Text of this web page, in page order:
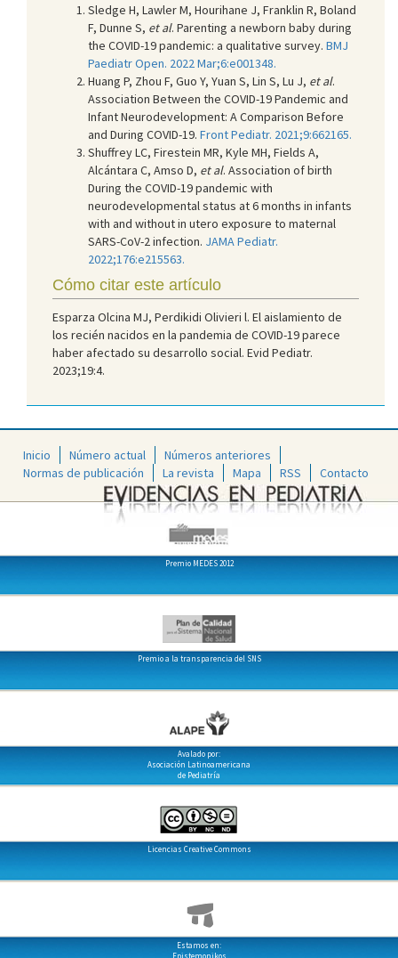
Sledge H, Lawler M, Hourihane J, Franklin R, Boland
F, Dunne S, et al. Parenting a newborn baby during
the COVID-19 pandemic: a qualitative survey. BMJ
Paediatr Open. 2022 Mar;6:e001348.
Huang P, Zhou F, Guo Y, Yuan S, Lin S, Lu J, et al.
Association Between the COVID-19 Pandemic and
Infant Neurodevelopment: A Comparison Before
and During COVID-19. Front Pediatr. 2021;9:662165.
Shuffrey LC, Firestein MR, Kyle MH, Fields A,
Alcántara C, Amso D, et al. Association of birth
During the COVID-19 pandemic with
neurodevelopmental status at 6 months in infants
with and without in utero exposure to maternal
SARS-CoV-2 infection. JAMA Pediatr.
2022;176:e215563.
Cómo citar este artículo
Esparza Olcina MJ, Perdikidi Olivieri l. El aislamiento de
los recién nacidos en la pandemia de COVID-19 parece
haber afectado su desarrollo social. Evid Pediatr.
2023;19:4.
Inicio Número actual
Números anteriores
Normas de publicación
La revista Mapa RSS Contacto
Premio MEDES 2012
Premio a la transparencia del SNS
Avalado por:
Asociación Latinoamericana
de Pediatría
Licencias Creative Commons
Estamos en:
Epistemonikos